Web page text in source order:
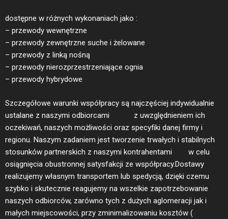
dostępne w różnych wykonaniach jako :
– przewody wewnętrzne
– przewody zewnętrzne suche i żelowane
– przewody z linką nośną
– przewody nierozprzestrzeniające ognia
– przewody hybrydowe
Szczegółowe warunki współpracy są najczęściej indywidualnie
ustalane z naszymi odbiorcami z uwzględnieniem ich
oczekiwań, naszych możliwości oraz specyfiki danej firmy i
regionu. Naszym zadaniem jest tworzenie trwałych i stabilnych
stosunków partnerskich z naszymi kontrahentami w celu
osiągnięcia obustronnej satysfakcji ze współpracy.Dostawy
realizujemy własnym transportem lub spedycją, dzięki czemu
szybko i skutecznie reagujemy na wszelkie zapotrzebowanie
naszych odbiorców, zarówno tych z dużych aglomeracji jak i
małych miejscowości, przy zminimalizowaniu kosztów (